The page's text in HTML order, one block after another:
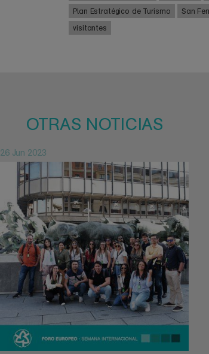
Plan Estratégico de Turismo
San
visitantes
OTRAS NOTICIAS
26 Jun 2023